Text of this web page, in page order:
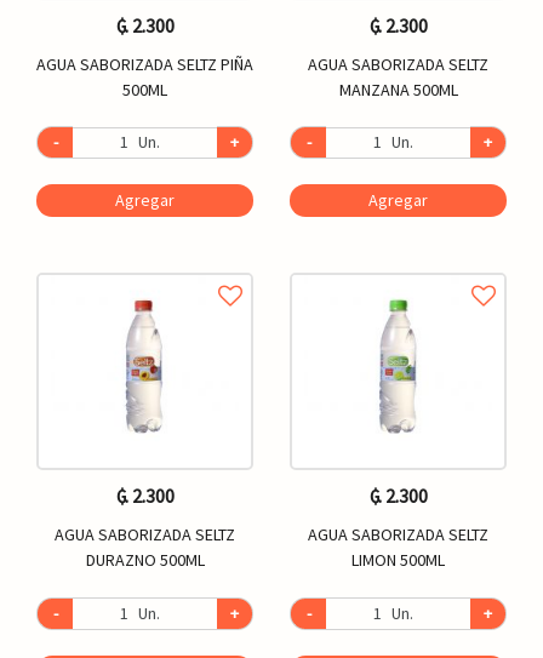
₲. 2.300
AGUA SABORIZADA SELTZ PIÑA
500ML
- Un. +
Agregar
₲. 2.300
AGUA SABORIZADA SELTZ
DURAZNO 500ML
- Un. +
₲. 2.300
AGUA SABORIZADA SELTZ
MANZANA 500ML
- Un. +
Agregar
₲. 2.300
AGUA SABORIZADA SELTZ
LIMON 500ML
- Un. +